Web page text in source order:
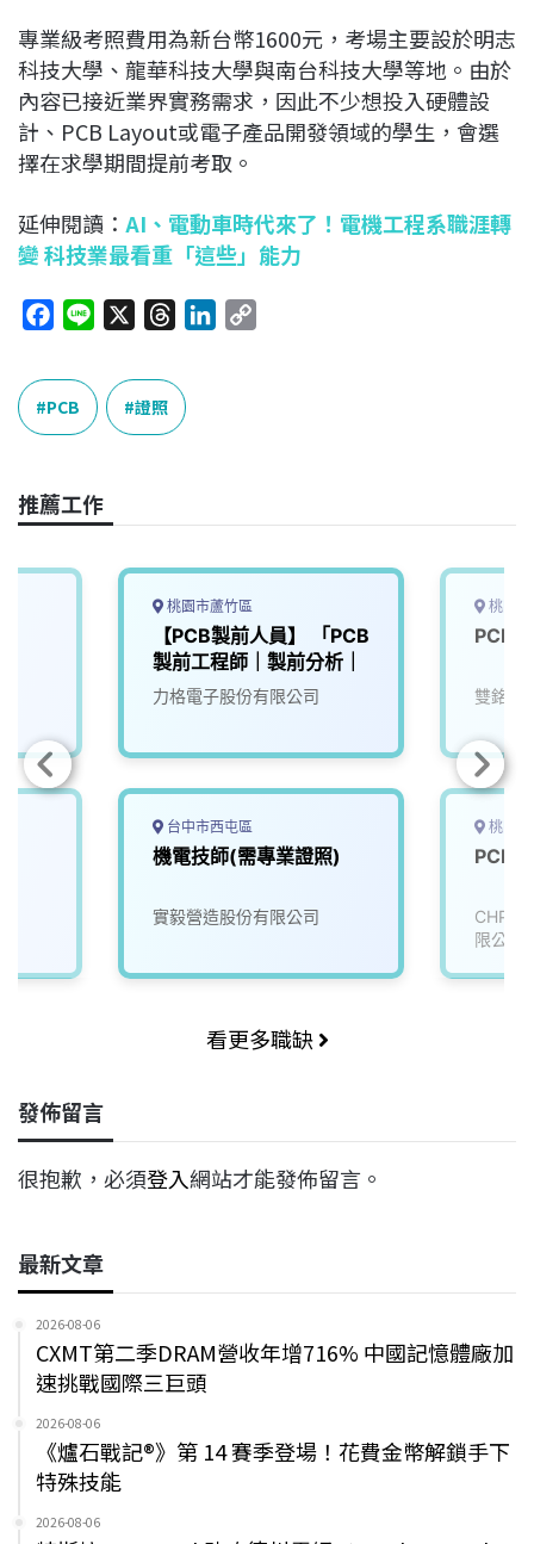
專業級考照費用為新台幣1600元，考場主要設於明志
科技大學、龍華科技大學與南台科技大學等地。由於
內容已接近業界實務需求，因此不少想投入硬體設
計、PCB Layout或電子產品開發領域的學生，會選
擇在求學期間提前考取。
延伸閱讀： AI、電動車時代來了！電機工程系職涯轉
變 科技業最看重「這些」能力
c
e
b
o
k
e
e
a
n
k
PCB 證照
推薦工作
桃園市蘆竹區
【PCB製前人員】 「PCB
製前工程師｜製前分析｜
力格電子股份有限公司
台中市西屯區
機電技師(需專業證照)
實毅營造股份有限公司
桃園
PCB
雙銘工
桃園
PCB
CHPT_
限公司
看更多職缺
發佈留言
很抱歉，必須登入網站才能發佈留言。
最新文章
2026-08-06
CXMT第二季DRAM營收年增716% 中國記憶體廠加
速挑戰國際三巨頭
2026-08-06
《爐石戰記®》第 14 賽季登場！花費金幣解鎖手下
特殊技能
2026-08-06